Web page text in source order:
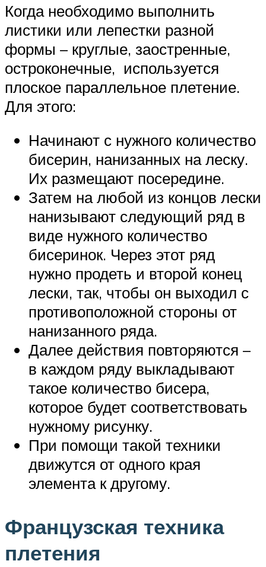
Когда необходимо выполнить
листики или лепестки разной
формы – круглые, заостренные,
остроконечные, используется
плоское параллельное плетение.
Для этого:
Начинают с нужного количество
бисерин, нанизанных на леску.
Их размещают посередине.
Затем на любой из концов лески
нанизывают следующий ряд в
виде нужного количество
бисеринок. Через этот ряд
нужно продеть и второй конец
лески, так, чтобы он выходил с
противоположной стороны от
нанизанного ряда.
Далее действия повторяются –
в каждом ряду выкладывают
такое количество бисера,
которое будет соответствовать
нужному рисунку.
При помощи такой техники
движутся от одного края
элемента к другому.
Французская техника
плетения